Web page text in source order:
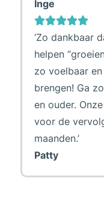
Inge
‘Zo dankbaar
helpen
zo voelbaar
brengen! Ga
en ouder.
voor de
maanden.’
Patty